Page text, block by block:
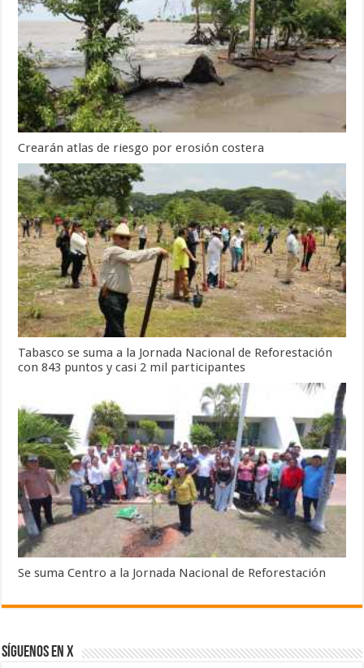
Crearán atlas de riesgo por erosión costera
Tabasco se suma a la Jornada Nacional de Reforestación
con 843 puntos y casi 2 mil participantes
Se suma Centro a la Jornada Nacional de Reforestación
SÍGUENOS EN X